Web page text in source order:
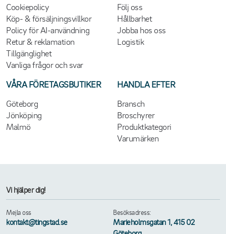
Cookiepolicy
Köp- & försäljningsvillkor
Policy för AI-användning
Retur & reklamation
Tillgänglighet
Vanliga frågor och svar
Följ oss
Hållbarhet
Jobba hos oss
Logistik
VÅRA FÖRETAGSBUTIKER
Göteborg
Jönköping
Malmö
HANDLA EFTER
Bransch
Broschyrer
Produktkategori
Varumärken
Vi hjälper dig!
Mejla oss
kontakt@tingstad.se
Besöksadress:
Marieholmsgatan 1, 415 02